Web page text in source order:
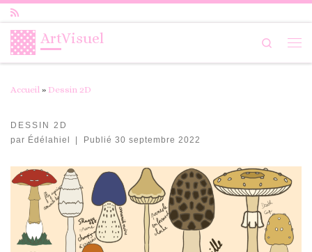
ArtVisuel
Search
Accueil » Dessin 2D
DESSIN 2D
par Édélahiel | Publié 30 septembre 2022